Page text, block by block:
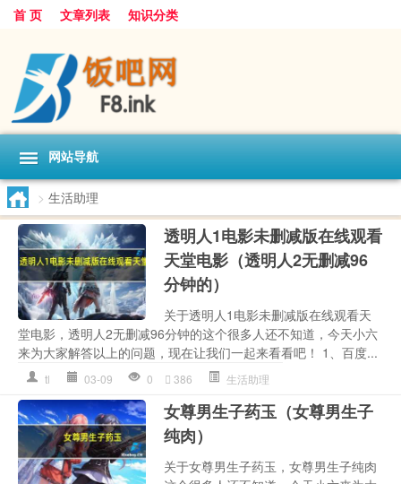
首 页 文章列表 知识分类
网站导航
> 生活助理
透明人1电影未删减版在线观看
天堂电影（透明人2无删减96
分钟的）
关于透明人1电影未删减版在线观看天
堂电影，透明人2无删减96分钟的这个很多人还不知道，今天小六
来为大家解答以上的问题，现在让我们一起来看看吧！ 1、百度...
tl 03-09 0 386 生活助理
女尊男生子药玉（女尊男生子
纯肉）
关于女尊男生子药玉，女尊男生子纯肉